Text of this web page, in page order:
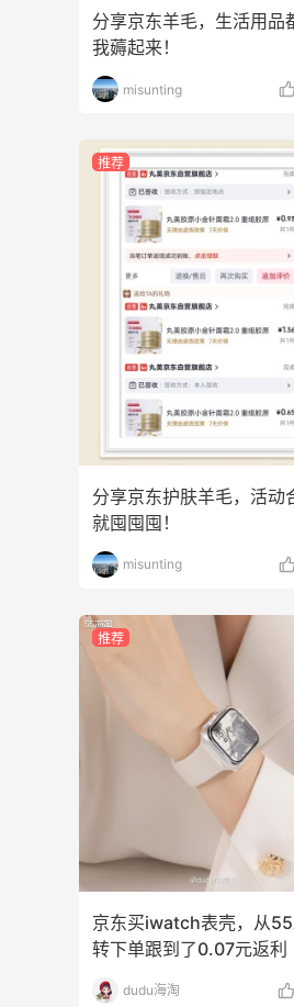
分享京东羊毛，生活用品
我薅起来！
misunting
推荐
分享京东护肤羊毛，活动
就囤囤囤！
misunting
推荐
京东买iwatch表壳，从
转下单跟到了0.07元返利
dudu海淘
FWRD美网
开始？
【黑五海淘攻略
2026海淘折扣预
08月05日